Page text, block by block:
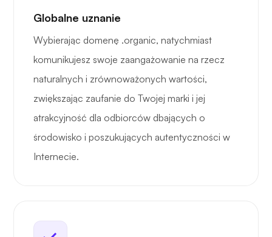
Globalne uznanie
Wybierając domenę .organic, natychmiast
komunikujesz swoje zaangażowanie na rzecz
naturalnych i zrównoważonych wartości,
zwiększając zaufanie do Twojej marki i jej
atrakcyjność dla odbiorców dbających o
środowisko i poszukujących autentyczności w
Internecie.